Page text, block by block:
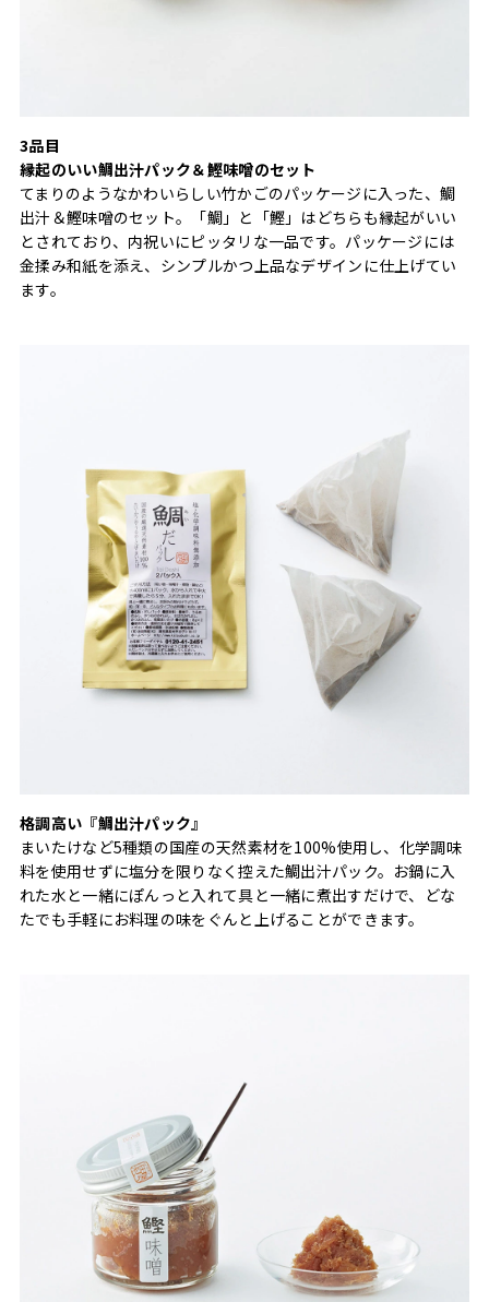
3品目
縁起のいい鯛出汁パック＆鰹味噌のセット
てまりのようなかわいらしい竹かごのパッケージに入った、鯛
出汁＆鰹味噌のセット。「鯛」と「鰹」はどちらも縁起がいい
とされており、内祝いにピッタリな一品です。パッケージには
金揉み和紙を添え、シンプルかつ上品なデザインに仕上げてい
ます。
格調高い『鯛出汁パック』
まいたけなど5種類の国産の天然素材を100%使用し、化学調味
料を使用せずに塩分を限りなく控えた鯛出汁パック。お鍋に入
れた水と一緒にぽんっと入れて具と一緒に煮出すだけで、どな
たでも手軽にお料理の味をぐんと上げることができます。